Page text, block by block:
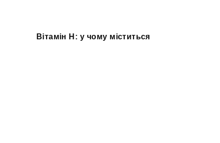
Вітамін H: у чому міститься